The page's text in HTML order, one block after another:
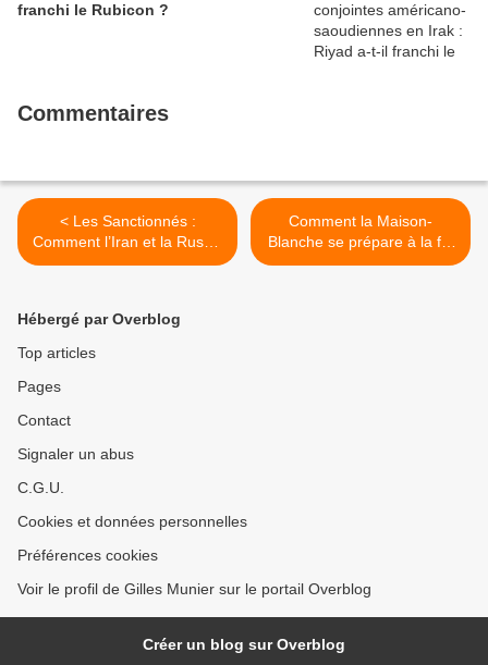
franchi le Rubicon ?
Commentaires
< Les Sanctionnés :
Comment l’Iran et la Russie
établissent de nouvelles
Comment la Maison-
Blanche se prépare à la fin
du monde >
Hébergé par Overblog
Top articles
Pages
Contact
Signaler un abus
C.G.U.
Cookies et données personnelles
Préférences cookies
Voir le profil de Gilles Munier sur le portail Overblog
Créer un blog sur Overblog